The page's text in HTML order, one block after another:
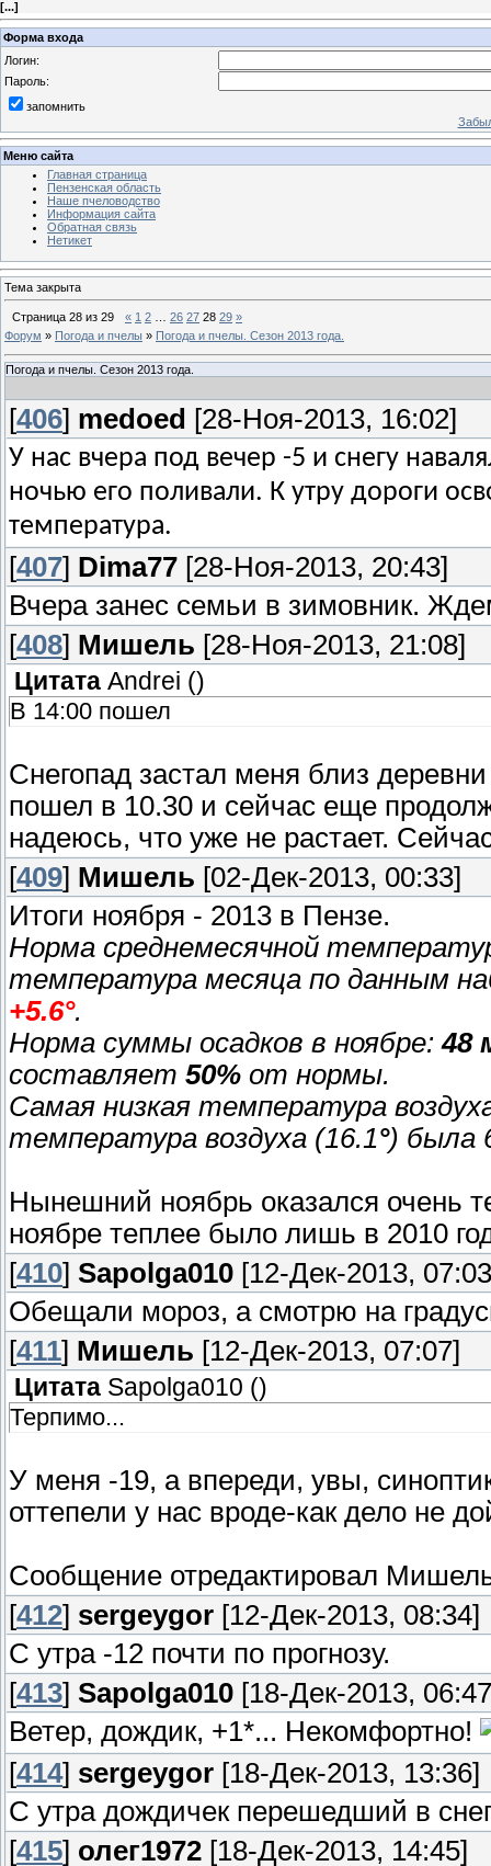
[...]
Форма входа
Логин:
Пароль:
запомнить
Меню сайта
Главная страница
Пензенская область
Наше пчеловодство
Информация сайта
Обратная связь
Нетикет
Тема закрыта
Страница 28 из 29 « 1 2 26 27 28 29 »
Форум » Погода и пчелы » Погода и пчелы. Сезон 2013 года.
Погода и пчелы. Сезон 2013 года.
[406] medoed [28-Ноя-2013, 16:02]
У нас вчера под вечер -5 и снегу
ночью его поливали. К утру дороги
температура.
[407] Dima77 [28-Ноя-2013, 20:43]
Вчера занес семьи в зимовник.
[408] Мишель [28-Ноя-2013, 21:08]
Цитата Andrei ()
В 14:00 пошел
Снегопад застал меня близ
пошел в 10.30 и сейчас еще
надеюсь, что уже не растает.
[409] Мишель [02-Дек-2013, 00:33]
Итоги ноября - 2013 в Пензе.
Норма среднемесячной
температура месяца по данным
+5.6°.
Норма суммы осадков в ноябре:48
составляет 50% от нормы.
Самая низкая температура
температура воздуха (16.1°) была
Нынешний ноябрь оказался очень
ноябре теплее было лишь в 2010
[410] Sapolga010 [12-Дек-2013,
Обещали мороз, а смотрю на
[411] Мишель [12-Дек-2013, 07:07]
Цитата Sapolga010 ()
Терпимо...
У меня -19, а впереди, увы,
оттепели у нас вроде-как дело не
Сообщение отредактировал
[412] sergeygor [12-Дек-2013, 08:34]
С утра -12 почти по прогнозу.
[413] Sapolga010 [18-Дек-2013,
Ветер, дождик, +1*... Некомфортно!
[414] sergeygor [18-Дек-2013, 13:36]
С утра дождичек перешедший в
[415] олег1972 [18-Дек-2013, 14:45]